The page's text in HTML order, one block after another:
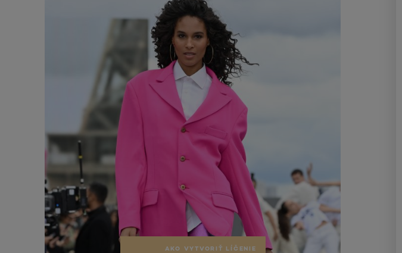
AKO VYTVORIŤ LÍČENIE